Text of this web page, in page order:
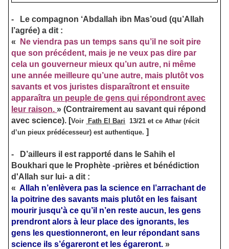
-
Le compagnon ‘Abdallah ibn Mas’oud (qu’Allah
l’agrée) a dit :
«
Ne viendra pas un temps sans qu’il ne soit pire
que son précédent, mais je ne veux pas dire par
cela un gouverneur mieux qu’un autre, ni même
une année meilleure qu’une autre, mais plutôt vos
savants et vos juristes disparaîtront et ensuite
apparaîtra un peuple de gens qui répondront avec
leur raison.» (Contrairement au savant qui répond
avec science). [Voir Fath El Bari 13/21 et ce Athar (récit
d’un pieux prédécesseur) est authentique. ]
-
D’ailleurs il est rapporté dans le Sahih el
Boukhari que le Prophète -prières et bénédiction
d'Allah sur lui- a dit :
« Allah n’enlèvera pas la science en l’arrachant de
la poitrine des savants mais plutôt en les faisant
mourir jusqu'à ce qu’il n’en reste aucun, les gens
prendront alors à leur place des ignorants, les
gens les questionneront, en leur répondant sans
science ils s’égareront et les égareront. »